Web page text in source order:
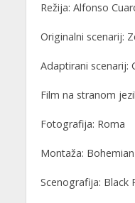
Režija: Alfonso
Originalni scenarij:
Adaptirani scenarij:
Film na stranom
Fotografija: Roma
Montaža:
Scenografija: Black